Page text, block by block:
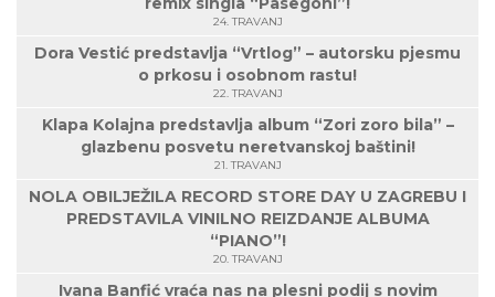
24. TRAVANJ
Dora Vestić predstavlja “Vrtlog” – autorsku pjesmu
o prkosu i osobnom rastu!
22. TRAVANJ
Klapa Kolajna predstavlja album “Zori zoro bila” –
glazbenu posvetu neretvanskoj baštini!
21. TRAVANJ
NOLA OBILJEŽILA RECORD STORE DAY U ZAGREBU I
PREDSTAVILA VINILNO REIZDANJE ALBUMA
“PIANO”!
20. TRAVANJ
Ivana Banfić vraća nas na plesni podij s novim